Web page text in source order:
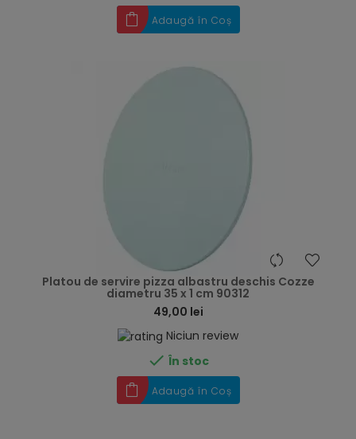
Adaugă în Coș
Platou de servire pizza albastru deschis Cozze
diametru 35 x 1 cm 90312
49,00 lei
Niciun review
 În stoc
Adaugă în Coș